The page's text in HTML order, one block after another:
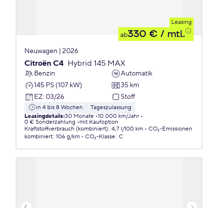
Leasing
ab330 € / mtl.
Neuwagen | 2026
Citroën C4 Hybrid 145 MAX
Benzin
Automatik
145 PS (107 kW)
35 km
EZ: 03/26 Stoff
in 4 bis 8 Wochen
Tageszulassung
Leasingdetails:30 Monate 10.000 km/Jahr
0 € Sonderzahlung
mit Kaufoption
Kraftstoffverbrauch (kombiniert): 4,7 l/100 km
CO₂-Emissionen
kombiniert: 106 g/km CO₂-Klasse: C